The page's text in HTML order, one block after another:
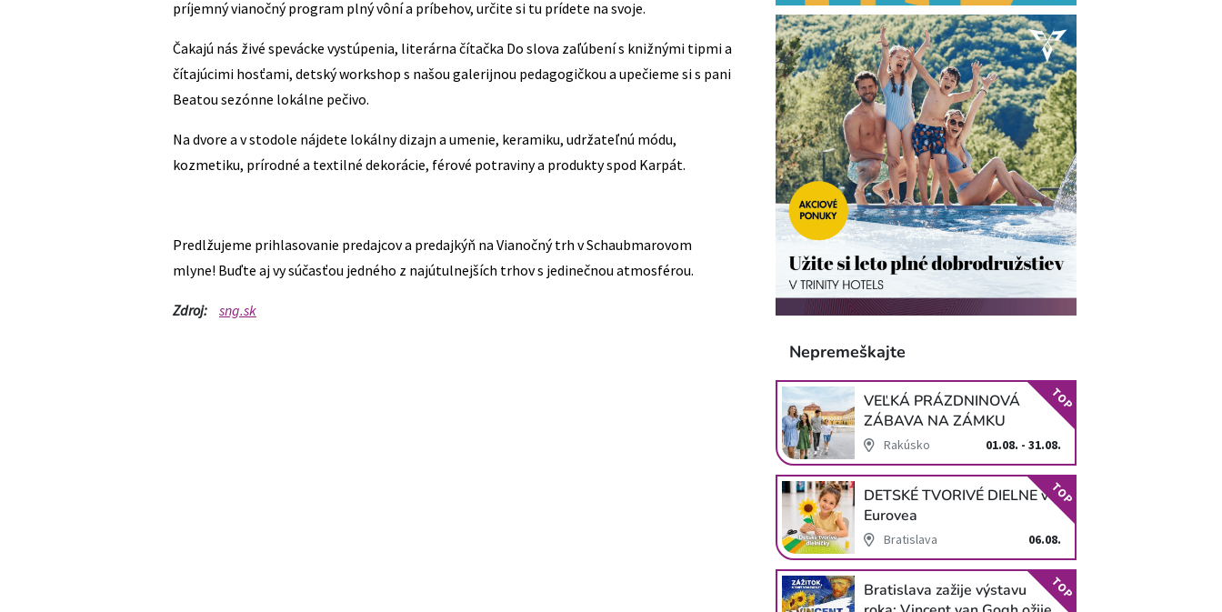
príjemný vianočný program plný vôní a príbehov, určite si tu prídete na svoje.
Čakajú nás živé spevácke vystúpenia, literárna čítačka Do slova zaľúbení s knižnými tipmi a
čítajúcimi hosťami, detský workshop s našou galerijnou pedagogičkou a upečieme si s pani
Beatou sezónne lokálne pečivo.
Na dvore a v stodole nájdete lokálny dizajn a umenie, keramiku, udržateľnú módu,
kozmetiku, prírodné a textilné dekorácie, férové potraviny a produkty spod Karpát.
Predlžujeme prihlasovanie predajcov a predajkýň na Vianočný trh v Schaubmarovom
mlyne! Buďte aj vy súčasťou jedného z najútulnejších trhov s jedinečnou atmosférou.
Zdroj: sng.sk
Nepremeškajte
VEĽKÁ PRÁZDNINOVÁ
ZÁBAVA NA ZÁMKU
SCHLOSS HOF
Rakúsko 01.08. - 31.08.
TOP
DETSKÉ TVORIVÉ DIELNE v
Eurovea
Bratislava 06.08.
TOP
Bratislava zažije výstavu
TOP